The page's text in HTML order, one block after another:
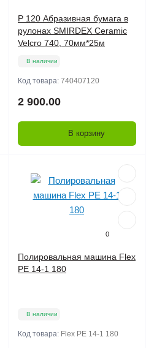
P 120 Абразивная бумага в
рулонах SMIRDEX Ceramic
Velcro 740, 70мм*25м
В наличии
Код товара: 740407120
2 900.00
В корзину
0
Полировальная машина Flex
PE 14-1 180
В наличии
Код товара: Flex PE 14-1 180